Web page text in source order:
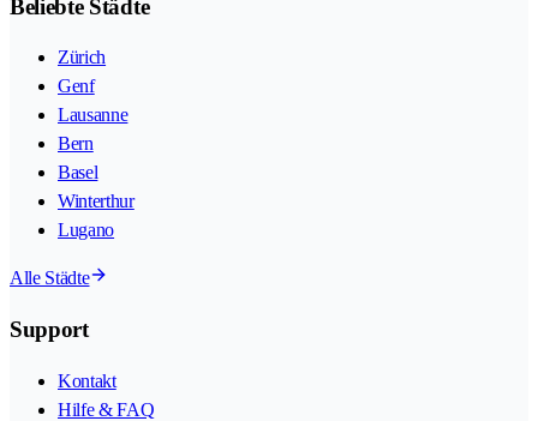
Beliebte Städte
Zürich
Genf
Lausanne
Bern
Basel
Winterthur
Lugano
Alle Städte
Support
Kontakt
Hilfe & FAQ